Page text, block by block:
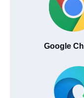
Google